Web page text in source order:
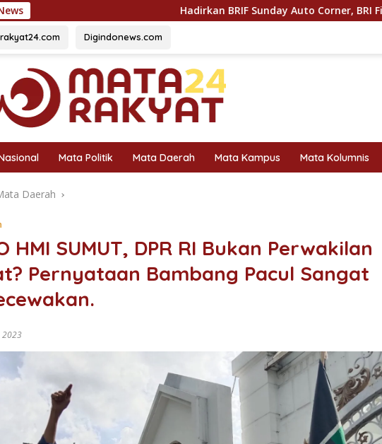
Hadirkan BRIF Sunday Auto Corner, BRI Finance Mudahkan
Digindonews.com
Mata Politik Mata Daerah Mata Kampus Mata Kolumnis
Daerah
HMI SUMUT, DPR RI Bukan Perwakilan
Pernyataan Bambang Pacul Sangat
2023